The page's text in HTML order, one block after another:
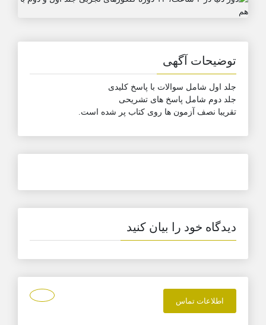
توضیحات آگهی
جلد اول شامل سوالات با پاسخ کلیدی
جلد دوم شامل پاسخ های تشریحی
تقریبا نصف آزمون ها روی کتاب پر شده است.
دیدگاه خود را بیان کنید
اطلاعات تماس